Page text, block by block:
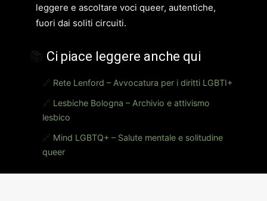
leggere e ascoltare voci queer, autentiche,
fuori dai soliti circuiti.
Ci piace leggere anche qui
🔗 Rete Lenford – Avvocatura per i diritti LGBTI+
🔗 Lesbiche Bologna – Archivio e attivismo
lesbico
🔗 Mind LGBTQ+ – Salute mentale e solitudine
queer